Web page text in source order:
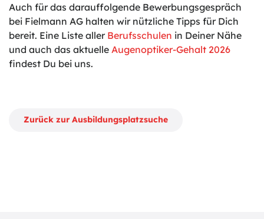
Auch für das darauffolgende Bewerbungsgespräch
bei Fielmann AG halten wir nützliche Tipps für Dich
bereit. Eine Liste aller Berufsschulen in Deiner Nähe
und auch das aktuelle Augenoptiker-Gehalt 2026
findest Du bei uns.
Zurück zur Ausbildungsplatzsuche